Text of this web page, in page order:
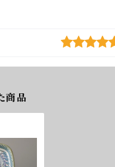
商品